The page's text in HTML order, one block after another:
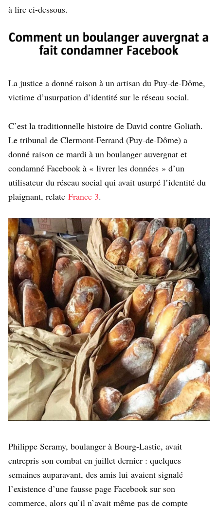
à lire ci-dessous.
La justice a donné raison à un artisan du Puy-de-Dôme,
victime d’usurpation d’identité sur le réseau social.
C’est la traditionnelle histoire de David contre Goliath.
Le tribunal de Clermont-Ferrand (Puy-de-Dôme) a
donné raison ce mardi à un boulanger auvergnat et
condamné Facebook à « livrer les données » d’un
utilisateur du réseau social qui avait usurpé l’identité du
plaignant, relate France 3.
Philippe Seramy, boulanger à Bourg-Lastic, avait
entrepris son combat en juillet dernier : quelques
semaines auparavant, des amis lui avaient signalé
l’existence d’une fausse page Facebook sur son
commerce, alors qu’il n’avait même pas de compte